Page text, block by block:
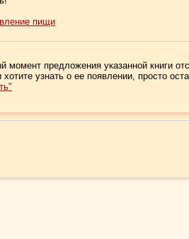
пищи
момент предложения указанной книги
узнать о ее появлении, просто